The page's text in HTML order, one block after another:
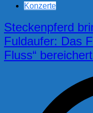
Konzerte
Steckenpferd
Fuldaufer: Das
Fluss“